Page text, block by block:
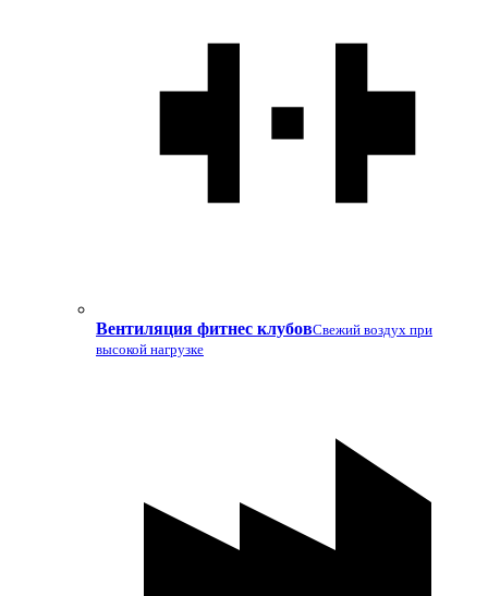
Вентиляция фитнес клубовСвежий воздух при
высокой нагрузке